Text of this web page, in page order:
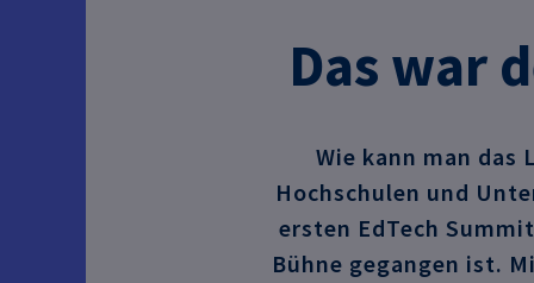
Das war
Wie kann man
Hochschulen und
ersten EdTech
Bühne gegangen ist.